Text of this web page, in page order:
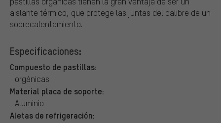
aislante térmico, que protege las juntas del calibre de un
sobrecalentamiento.
Especificaciones:
Compuesto de pastillas:
orgánicas
Material placa de soporte:
Aluminio
Aletas de refrigeración: